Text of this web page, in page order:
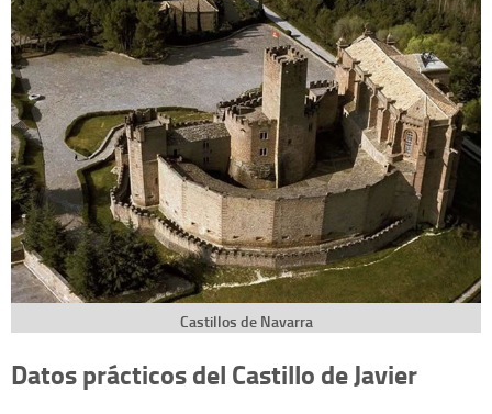
Castillos de Navarra
Datos prácticos del Castillo de Javier